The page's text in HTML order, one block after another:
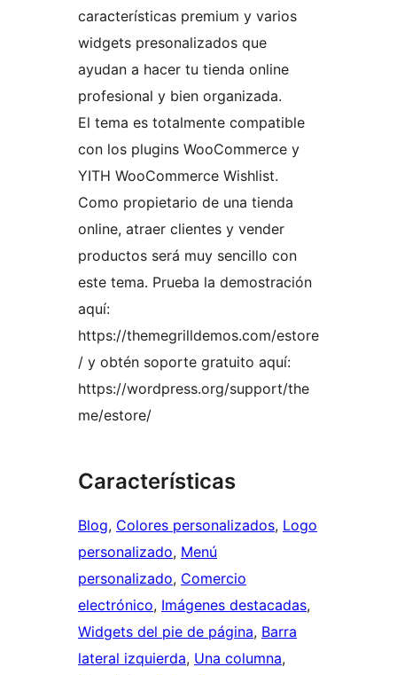
características premium y varios
widgets presonalizados que
ayudan a hacer tu tienda online
profesional y bien organizada.
El tema es totalmente compatible
con los plugins WooCommerce y
YITH WooCommerce Wishlist.
Como propietario de una tienda
online, atraer clientes y vender
productos será muy sencillo con
este tema. Prueba la demostración
aquí:
https://themegrilldemos.com/estore
/ y obtén soporte gratuito aquí:
https://wordpress.org/support/the
me/estore/
Características
Blog, Colores personalizados, Logo
personalizado, Menú
personalizado, Comercio
electrónico, Imágenes destacadas
Widgets del pie de página, Barra
lateral izquierda, Una columna